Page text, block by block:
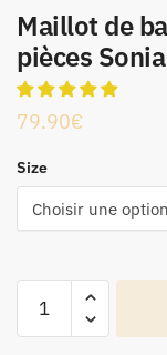
Maillot de
pièces
79.90€
Size